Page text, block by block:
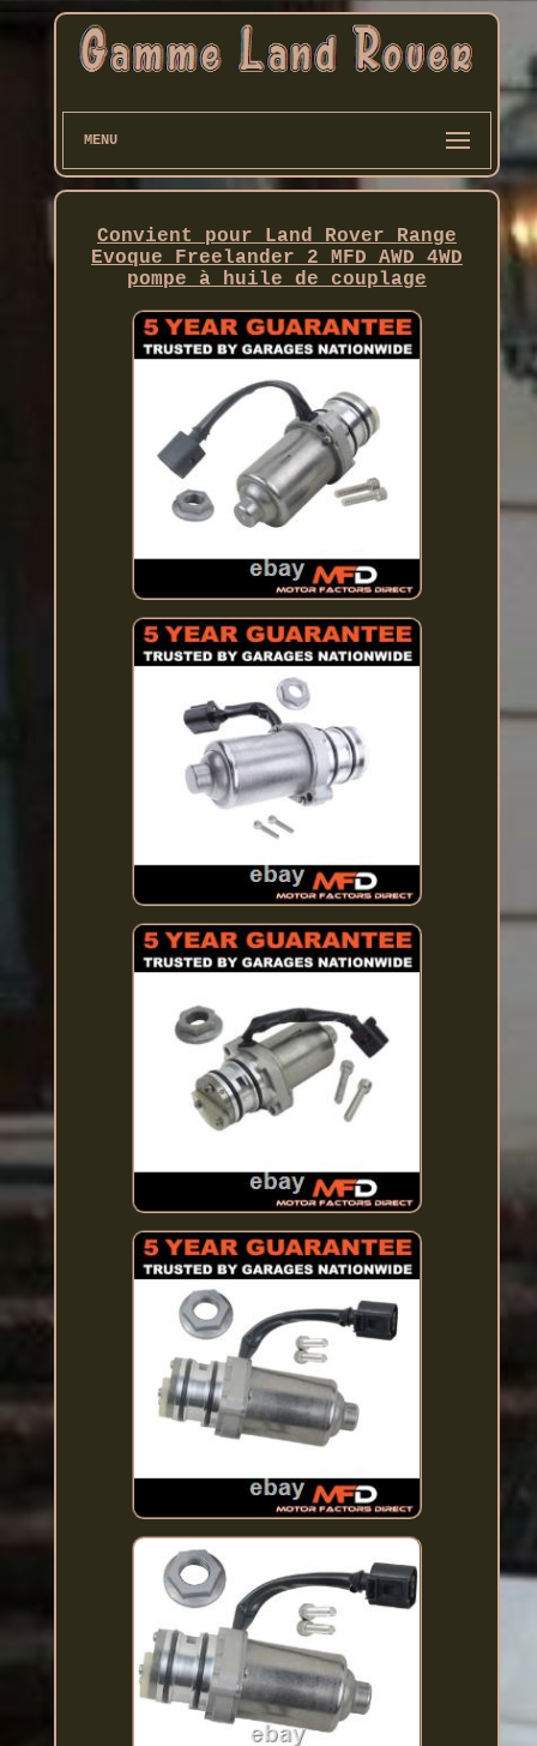
MENU
Convient pour Land Rover Range
Evoque Freelander 2 MFD AWD 4WD
pompe à huile de couplage